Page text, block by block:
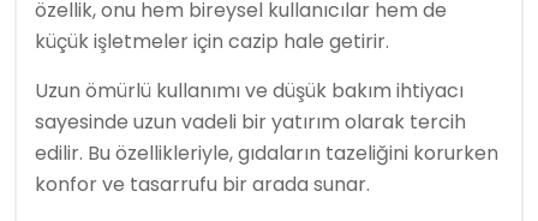
özellik, onu hem bireysel kullanıcılar hem de
küçük işletmeler için cazip hale getirir.
Uzun ömürlü kullanımı ve düşük bakım ihtiyacı
sayesinde uzun vadeli bir yatırım olarak tercih
edilir. Bu özellikleriyle, gıdaların tazeliğini korurken
konfor ve tasarrufu bir arada sunar.